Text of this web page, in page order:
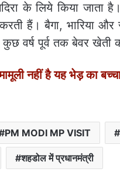
के लिये किया जाता
हैं। बैगा, भारिया और
कुछ वर्ष पूर्व तक बेवर खेती
नहीं है यह भेड़ का
PM MODI MP VISIT
शहडोल में प्रधानमंत्री